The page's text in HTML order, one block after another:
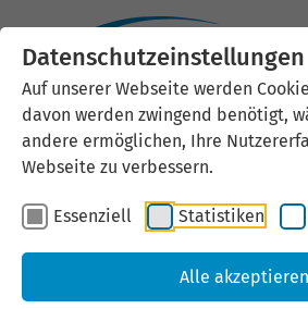
Datenschutzeinstellungen
Auf unserer Webseite werden
davon werden zwingend benötigt,
andere ermöglichen, Ihre
Webseite zu verbessern.
Essenziell Statistiken
Alle akzeptieren
Externen Inhalt
Wir verwenden auf
Website externe Inhalte,
zusätzliche
anzubieten. Einige
(z.B. Google Maps,
können persönliche